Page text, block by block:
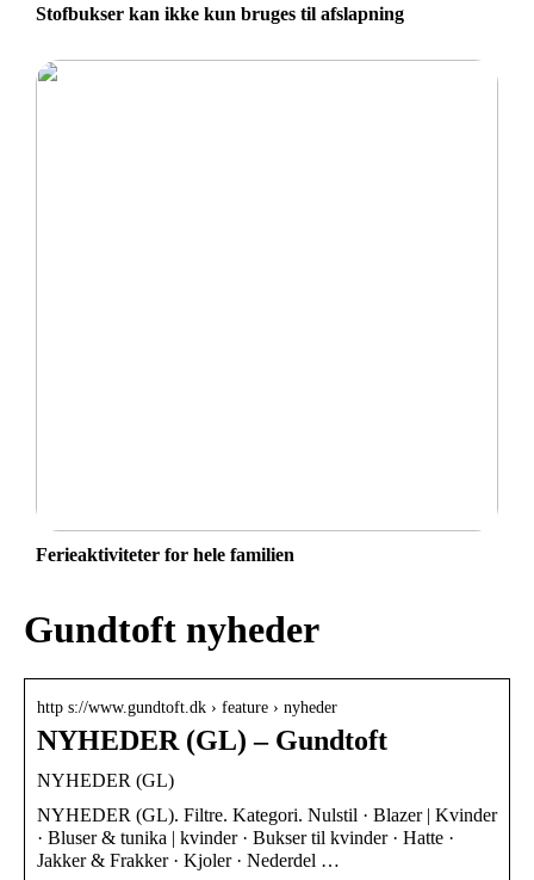
Stofbukser kan ikke kun bruges til afslapning
Ferieaktiviteter for hele familien
Gundtoft nyheder
http s://www.gundtoft.dk › feature › nyheder
NYHEDER (GL) – Gundtoft
NYHEDER (GL)
NYHEDER (GL). Filtre. Kategori. Nulstil · Blazer | Kvinder
· Bluser & tunika | kvinder · Bukser til kvinder · Hatte ·
Jakker & Frakker · Kjoler · Nederdel …